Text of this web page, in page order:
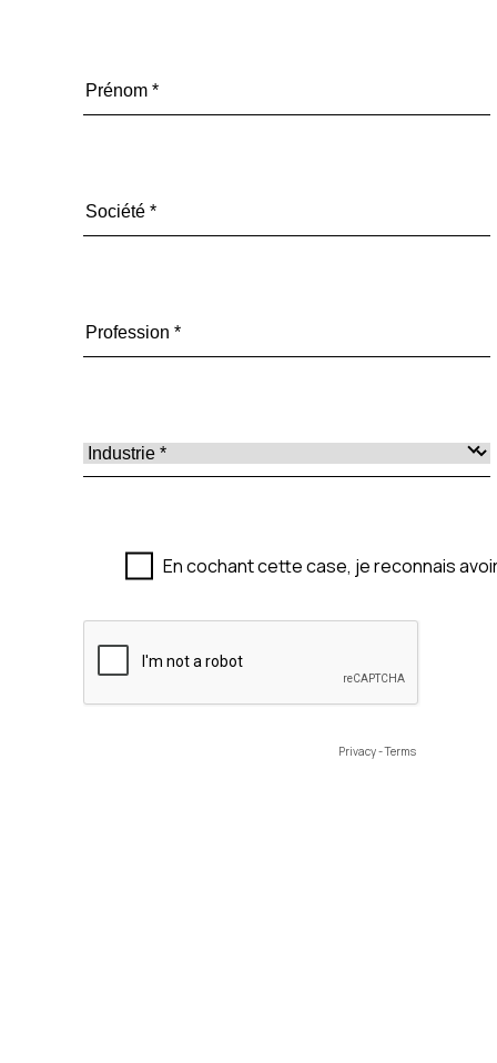
En cochant cette case, je reconnais
Privacy-Terms